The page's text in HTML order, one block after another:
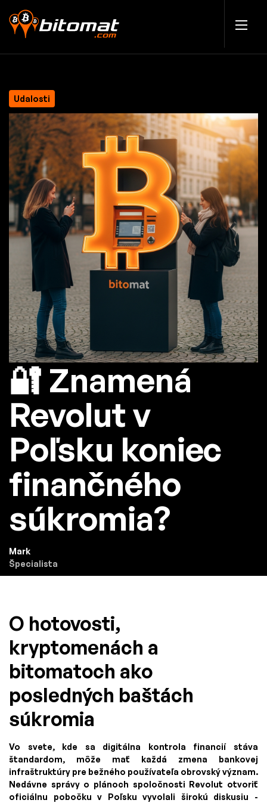
Udalosti
🔐 Znamená
Revolut v
Poľsku koniec
finančného
súkromia?
Mark
Špecialista
O hotovosti,
kryptomenách a
bitomatoch ako
posledných baštách
súkromia
Vo svete, kde sa digitálna kontrola financií stáva
štandardom, môže mať každá zmena bankovej
infraštruktúry pre bežného používateľa obrovský význam.
Nedávne správy o plánoch spoločnosti Revolut otvoriť
oficiálnu pobočku v Poľsku vyvolali širokú diskusiu -